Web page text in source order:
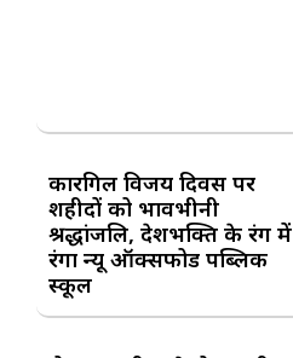
कारगिल विजय दिवस पर
शहीदों को भावभीनी
श्रद्धांजलि, देशभक्ति के रंग में
रंगा न्यू ऑक्सफोर्ड पब्लिक
स्कूल